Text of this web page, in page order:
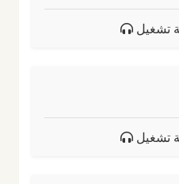
تشغيل
تشغيل